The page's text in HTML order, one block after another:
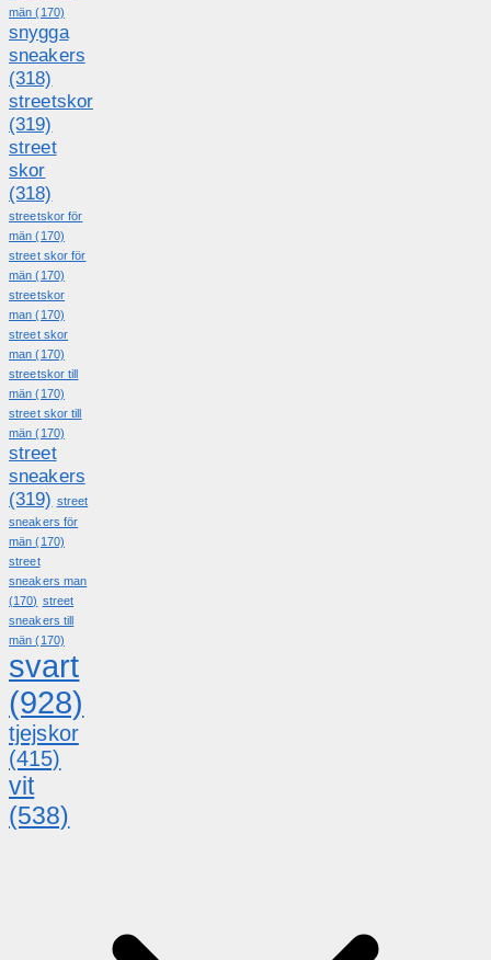
män (170)
snygga
sneakers
(318)
streetskor
(319)
street
skor
(318)
streetskor för
män (170)
street skor för
män (170)
streetskor
man (170)
street skor
man (170)
streetskor till
män (170)
street skor till
män (170)
street
sneakers
(319) street
sneakers för
män (170)
street
sneakers man
(170) street
sneakers till
män (170)
svart
(928)
tjejskor
(415)
vit
(538)